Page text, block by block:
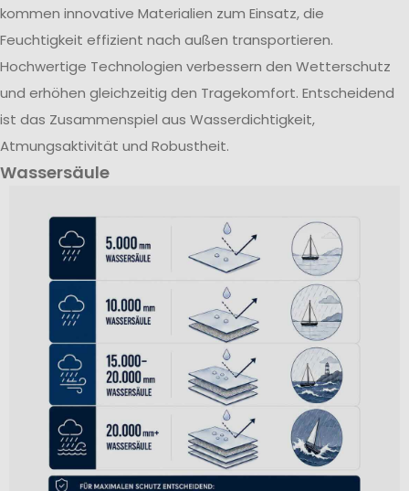
kommen innovative Materialien zum Einsatz, die
Feuchtigkeit effizient nach außen transportieren.
Hochwertige Technologien verbessern den Wetterschutz
und erhöhen gleichzeitig den Tragekomfort. Entscheidend
ist das Zusammenspiel aus Wasserdichtigkeit,
Atmungsaktivität und Robustheit.
Wassersäule